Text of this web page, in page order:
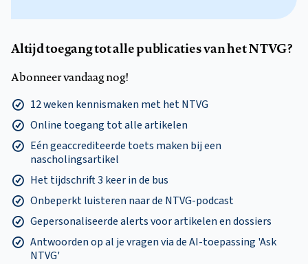
Altijd toegang tot alle publicaties van het NTVG?
Abonneer vandaag nog!
12 weken kennismaken met het NTVG
Online toegang tot alle artikelen
Eén geaccrediteerde toets maken bij een
nascholingsartikel
Het tijdschrift 3 keer in de bus
Onbeperkt luisteren naar de NTVG-podcast
Gepersonaliseerde alerts voor artikelen en dossiers
Antwoorden op al je vragen via de AI-toepassing 'Ask
NTVG'